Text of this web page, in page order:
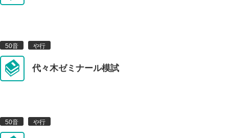
50音 や行
代々木ゼミナール模試
50音 や行